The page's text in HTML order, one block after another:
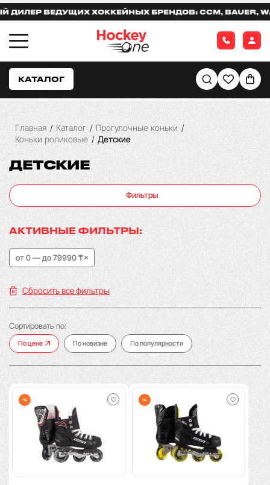
ВЕДУЩИХ ХОККЕЙНЫХ БРЕНДОВ: CCM, BAUER,
КАТАЛОГ
Главная / Каталог / Прогулочные коньки /
Коньки роликовые / Детские
ДЕТСКИЕ
Фильтры
АКТИВНЫЕ ФИЛЬТРЫ:
от 0 — до 79990 ₸
Сбросить все фильтры
Сортировать по:
По цене По новизне По популярности
% %